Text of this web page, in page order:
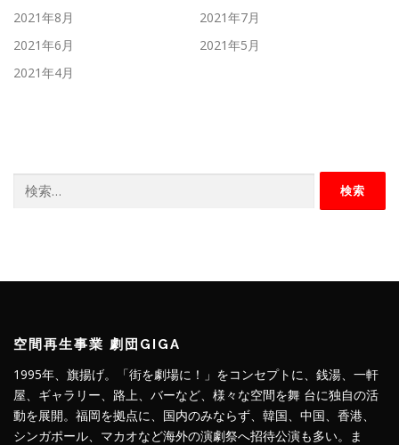
2021年8月
2021年7月
2021年6月
2021年5月
2021年4月
索:
空間再生事業 劇団GIGA
1995年、旗揚げ。「街を劇場に！」をコンセプトに、銭湯、一軒
屋、ギャラリー、路上、バーなど、様々な空間を舞 台に独自の活
動を展開。福岡を拠点に、国内のみならず、韓国、中国、香港、
シンガポール、マカオなど海外の演劇祭へ招待公演も多い。ま